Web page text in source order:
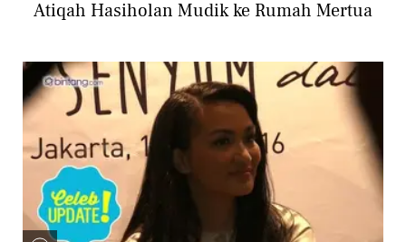
Atiqah Hasiholan Mudik ke Rumah Mertua